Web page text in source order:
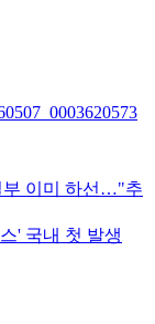
부 이미 하선…"추
' 국내 첫 발생